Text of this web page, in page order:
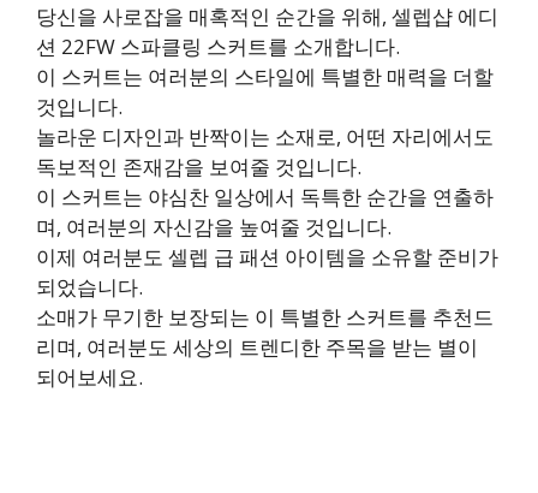
당신을 사로잡을 매혹적인 순간을 위해, 셀렙샵 에디
션 22FW 스파클링 스커트를 소개합니다.
이 스커트는 여러분의 스타일에 특별한 매력을 더할
것입니다.
놀라운 디자인과 반짝이는 소재로, 어떤 자리에서도
독보적인 존재감을 보여줄 것입니다.
이 스커트는 야심찬 일상에서 독특한 순간을 연출하
며, 여러분의 자신감을 높여줄 것입니다.
이제 여러분도 셀렙 급 패션 아이템을 소유할 준비가
되었습니다.
소매가 무기한 보장되는 이 특별한 스커트를 추천드
리며, 여러분도 세상의 트렌디한 주목을 받는 별이
되어보세요.